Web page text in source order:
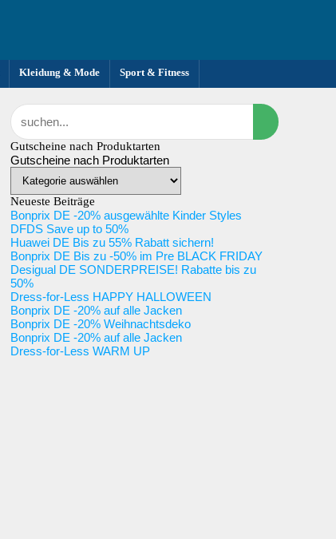
Kleidung & Mode Sport & Fitness
Gutscheine nach Produktarten
Gutscheine nach Produktarten
Neueste Beiträge
Bonprix DE -20% ausgewählte Kinder Styles
DFDS Save up to 50%
Huawei DE Bis zu 55% Rabatt sichern!
Bonprix DE Bis zu -50% im Pre BLACK FRIDAY
Desigual DE SONDERPREISE! Rabatte bis zu
50%
Dress-for-Less HAPPY HALLOWEEN
Bonprix DE -20% auf alle Jacken
Bonprix DE -20% Weihnachtsdeko
Bonprix DE -20% auf alle Jacken
Dress-for-Less WARM UP